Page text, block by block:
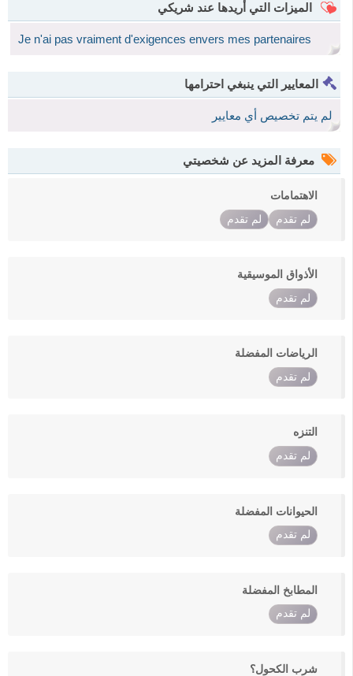
الميزات التي أريدها عند شريكي
Je n'ai pas vraiment d'exigences envers mes partenaires
المعايير التي ينبغي احترامها
لم يتم تخصيص أي معايير
معرفة المزيد عن شخصيتي
الاهتمامات
لم تقدم لم تقدم
الأذواق الموسيقية
لم تقدم
الرياضات المفضلة
لم تقدم
التنزه
لم تقدم
الحيوانات المفضلة
لم تقدم
المطابخ المفضلة
لم تقدم
شرب الكحول؟